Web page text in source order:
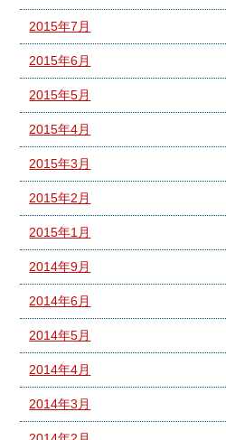
2015年7月
2015年6月
2015年5月
2015年4月
2015年3月
2015年2月
2015年1月
2014年9月
2014年6月
2014年5月
2014年4月
2014年3月